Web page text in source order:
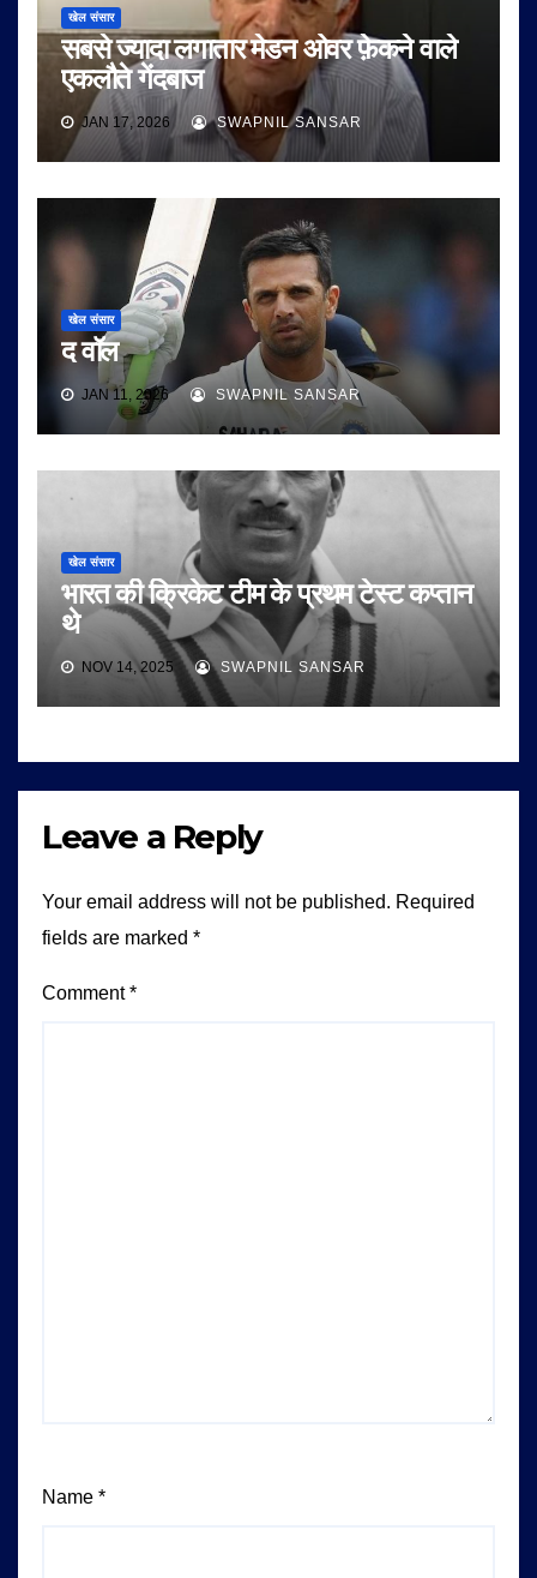
खेल संसार
सबसे ज्यादा लगातार मेडन ओवर फ़ेकने वाले
एकलौते गेंदबाज
JAN 17, 2026 SWAPNIL SANSAR
खेल संसार
द वॉल
JAN 11, 2026 SWAPNIL SANSAR
खेल संसार
भारत की क्रिकेट टीम के प्रथम टेस्ट कप्तान
थे
NOV 14, 2025 SWAPNIL SANSAR
Leave a Reply
Your email address will not be published. Required
fields are marked *
Comment*
Name *